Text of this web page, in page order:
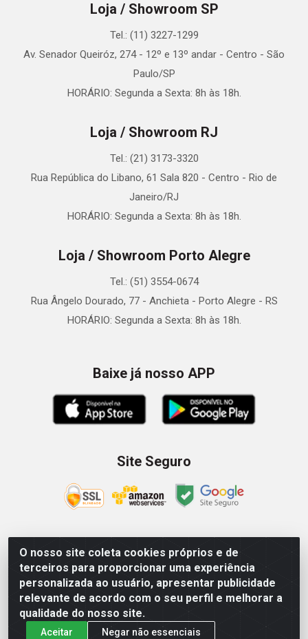
O nosso site coleta cookies próprios e de
terceiros para proporcionar uma experiência
personalizada ao usuário, apresentar publicidade
relevante de acordo com o seu perfil e melhorar a
qualidade do nosso site.
Aceitar Negar não essenciais
Loja / Showroom SP
Tel.: (11) 3227-1299
Av. Senador Queiróz, 274 - 12º e 13º andar - Centro - São
Paulo/SP
HORÁRIO: Segunda a Sexta: 8h às 18h.
Loja / Showroom RJ
Tel.: (21) 3173-3320
Rua República do Libano, 61 Sala 820 - Centro - Rio de
Janeiro/RJ
HORÁRIO: Segunda a Sexta: 8h às 18h.
Loja / Showroom Porto Alegre
Tel.: (51) 3554-0674
Rua Ângelo Dourado, 77 - Anchieta - Porto Alegre - RS
HORÁRIO: Segunda a Sexta: 8h às 18h.
Baixe já nosso APP
Site Seguro
Zein Importação e Comércio LTDA - Av. Senador
Queiróz, 274 - 12º e 13º andar - Centro, São Paulo/SP –
CNPJ 09.023.754/0006-46